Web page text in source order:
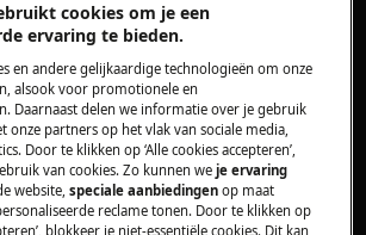
als u onderhouds- of
uitvoert waarbij veren
cookies om je een
ervaring te bieden.
en andere gelijkaardige technologieën om onze
alsook voor promotionele en
Daarnaast delen we informatie over je gebruik
onze partners op het vlak van sociale media,
Door te klikken op ‘Alle cookies accepteren’,
van cookies. Zo kunnen weje ervaring
website,speciale aanbiedingen op maat
reclame tonen. Door te klikken op
blokkeer je niet-essentiële cookies. Dit kan